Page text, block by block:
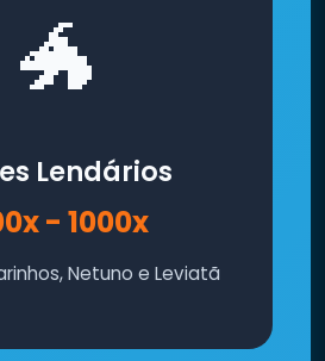
🐲
Lendários
- 1000x
Netuno e Leviatã